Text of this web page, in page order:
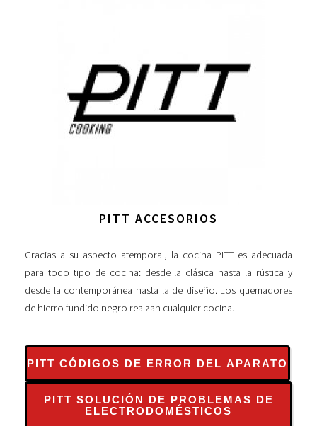
PITT ACCESORIOS
Gracias a su aspecto atemporal, la cocina PITT es adecuada
para todo tipo de cocina: desde la clásica hasta la rústica y
desde la contemporánea hasta la de diseño. Los quemadores
de hierro fundido negro realzan cualquier cocina.
PITT CÓDIGOS DE ERROR DEL APARATO
PITT SOLUCIÓN DE PROBLEMAS DE
ELECTRODOMÉSTICOS